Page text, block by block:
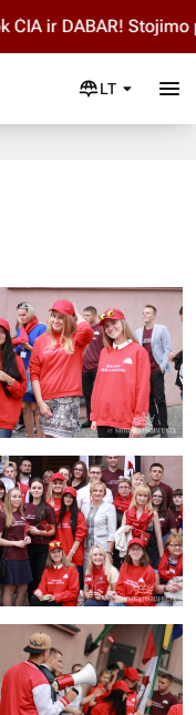
ir DABAR! Stojimo
LT